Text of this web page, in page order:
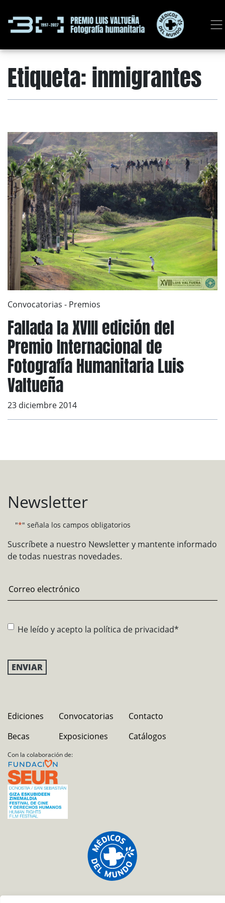
Etiqueta:inmigrantes
Convocatorias - Premios
Fallada la XVIII edición del
Premio Internacional de
Fotografía Humanitaria Luis
Valtueña
23 diciembre 2014
Newsletter
"*" señala los campos obligatorios
Suscríbete a nuestro Newsletter y mantente informado
de todas nuestras novedades.
Email*
Consentimiento*
He leído y acepto la política de privacidad*
Ediciones
Becas
Convocatorias
Exposiciones
Contacto
Catálogos
Con la colaboración de: